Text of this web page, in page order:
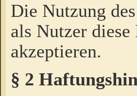
Die Nutzung
als Nutzer
akzeptieren.
§ 2